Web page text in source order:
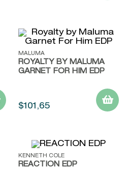
MALUMA
ROYALTY BY MALUMA
GARNET FOR HIM EDP
$101 ,65
KENNETH COLE
REACTION EDP